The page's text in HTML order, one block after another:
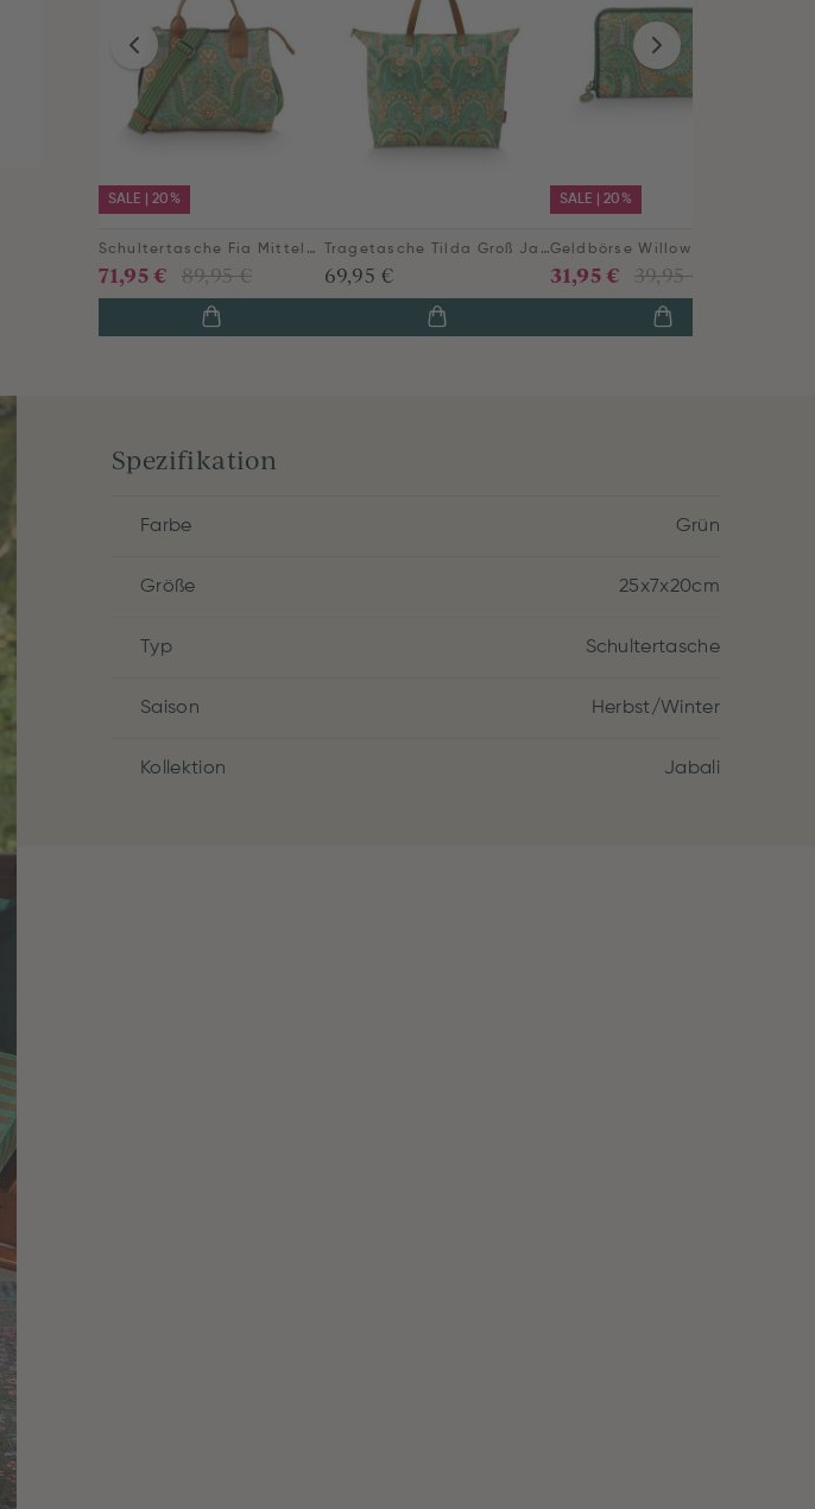
SALE | 20%
Schultertasche Fia Mittelgroß Jabali Grün
89,95 €
71,95 €
Tragetasche Tilda Groß Jabali Grün
69,95 €
SALE | 20%
39,95 €
31,95 €
Spezifikation
Farbe Grün
Größe 25x7x20cm
Typ Schultertasche
Saison Herbst/Winter
Kollektion Jabali